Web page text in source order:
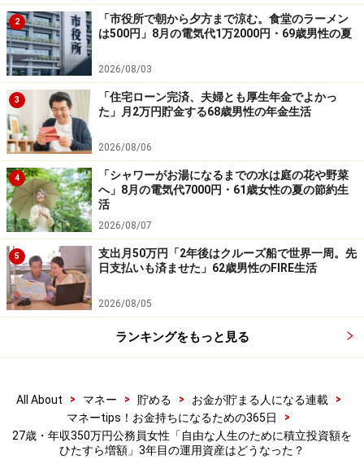
ただ、「その（無理のない）金額を把握するためには家
計管理が必須」だと投稿者。「そこを把握してしまえ
ば、あとは生活水準を上げずに昇給分や支出を見直した
分を積立金額に充てていくと、順調に資産が増えていく
と思います。全ては入金力」と語られていました。
※皆さんの投資エピソードを募集中です。エピソードの
採用でもれなくAmazonギフト券3000円分プレゼント
積立投資に関するエピソードの応募は
投資の成功体験エピソードの応募はこちらから
ーーーーーーーーーーーーーーーー
※本文カッコ内の回答者コメントは原文に準拠していま
※投稿エピソードのため、内容の正確性を保証するもの
ではございません
※特定銘柄について、投資の勧誘を目的としたものでは
2
「市役所で朝から夕方まで涼む。食堂のラーメン
は500円」8月の電気代1万2000円・69歳男性の夏
2026/08/03
3
「住宅ローン完済、夫婦とも厚生年金でよかっ
た」月2万円貯金する68歳男性の年金生活
2026/08/06
4
「シャワーがお湯になるまでの水は庭の花や野菜
へ」8月の電気代7000円・61歳女性の夏の節約生
活
2026/08/07
5
支出月50万円「2年後はクルーズ船で世界一周。先
日支払いも済ませた」62歳男性のFIRE生活
2026/08/05
ランキングをもっと見る
All About > マネー > 貯める > お金が貯まる人になる連載
>
マネーtips！お金持ちになるための365日
>
27歳・年収350万円公務員女性「自由な人生のために積立投資額を
ひたすら増額」3年目の運用資産はどうなった？